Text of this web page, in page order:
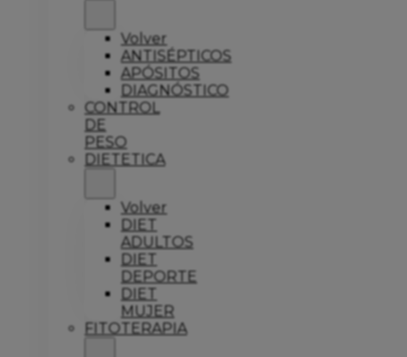
Volver
ANTISÉPTICOS
APÓSITOS
DIAGNÓSTICO
CONTROL
DE
PESO
DIETETICA
Volver
DIET
ADULTOS
DIET
DEPORTE
DIET
MUJER
FITOTERAPIA